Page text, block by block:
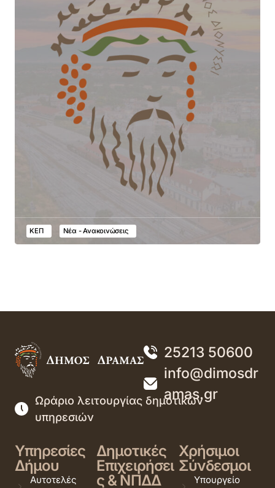
ΚΕΠ Νέα - Ανακοινώσεις
25213 50600
info@dimosdr
amas.gr
Ωράριο λειτουργίας δημοτικών
υπηρεσιών
Υπηρεσίες
Δήμου
Αυτοτελές
Δημοτικές
Επιχειρήσει
ς & ΝΠΔΔ
Χρήσιμοι
Σύνδεσμοι
Υπουργείο